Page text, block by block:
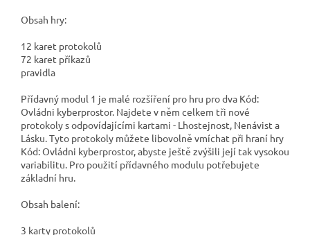
Obsah hry:
12 karet protokolů
72 karet příkazů
pravidla
Přídavný modul 1 je malé rozšíření pro hru pro dva Kód:
Ovládni kyberprostor. Najdete v něm celkem tři nové
protokoly s odpovídajícími kartami - Lhostejnost, Nenávist a
Lásku. Tyto protokoly můžete libovolně vmíchat při hraní hry
Kód: Ovládni kyberprostor, abyste ještě zvýšili její tak vysokou
variabilitu. Pro použití přídavného modulu potřebujete
základní hru.
Obsah balení:
3 karty protokolů